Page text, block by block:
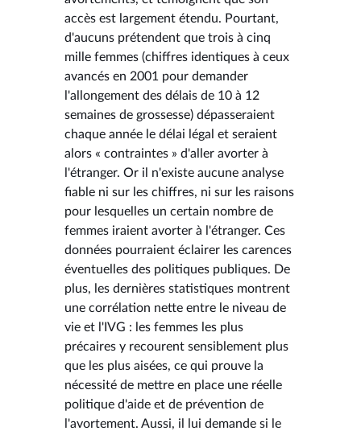
accès est largement étendu. Pourtant,
d'aucuns prétendent que trois à cinq
mille femmes (chiffres identiques à ceux
avancés en 2001 pour demander
l'allongement des délais de 10 à 12
semaines de grossesse) dépasseraient
chaque année le délai légal et seraient
alors « contraintes » d'aller avorter à
l'étranger. Or il n'existe aucune analyse
fiable ni sur les chiffres, ni sur les raisons
pour lesquelles un certain nombre de
femmes iraient avorter à l'étranger. Ces
données pourraient éclairer les carences
éventuelles des politiques publiques. De
plus, les dernières statistiques montrent
une corrélation nette entre le niveau de
vie et l'IVG : les femmes les plus
précaires y recourent sensiblement plus
que les plus aisées, ce qui prouve la
nécessité de mettre en place une réelle
politique d'aide et de prévention de
l'avortement. Aussi, il lui demande si le